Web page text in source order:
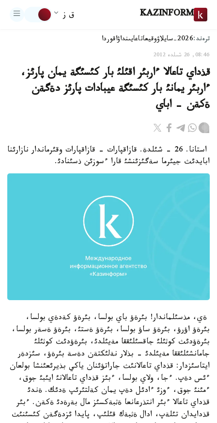
KAZINFORM ق ز
ترەند:2026-سايلاۋ وقيعاتاعايىنداۋاقوردا
08:46, 26 شىلدە 2012
قذداي تاعالا ءاربئر اقئلئ بار كئسئگة يمان پارئز،
ءاربئر يمانئ بار كئسئگة عيبادات پارئز دةگةن
ةكةن - اباي
استانا. 26 - شئلدة. قازاقپارات - قازاقپارات وقئرماندار نازارئنا
ابايدئث جيئرما سةگئزئنشئ قارا ءسوزئن ذسئنادئ.
ةي، مذسئلماندار! بئرةؤ باي بولسا، بئرةؤ كةدةي بولسا،
بئرةؤ اؤرؤ، بئرةؤ ساؤ بولسا، بئرةؤ ةستئ، بئرةؤ ةسةر بولسا،
بئرةؤدئث كوثئلئ جاقسئلئققا مةيئلدئ، بئرةؤدئث كوثئلئ
جامانشئلئققا مةيئلدئ - بذلار نةلئكتةن دةسة بئرةؤ، سئزدةر
ايتاسئزدار: قذداي تاعالانئث جاراتؤئنان ياكي بذيرئعئنشا بولعان
ءئس دةپ. ءجا، ولاي بولسا، ءبئز قذداي تاعالانئ ايئبئ جوق،
ءمئنئ جوق، ءوزئ ءادئل دةپ يمان كةلتئرئپ ةدئك. ةندئ
قذداي تاعالا ءبئر انتذرعانعا ةثبةكسئز مال بةرةدئ ةكةن. ءبئر
قذدايدان تئلةپ، ادال ةثبةك قئلئپ، پايدا ئزدةگةن كئسئنئث